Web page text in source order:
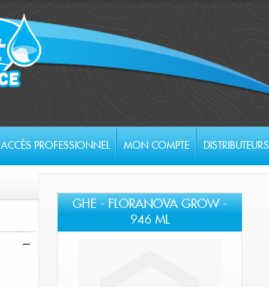
ACCÈS PROFESSIONNEL MON COMPTE DISTRIBUTEURS
GHE - FLORANOVA GROW -
946 ML